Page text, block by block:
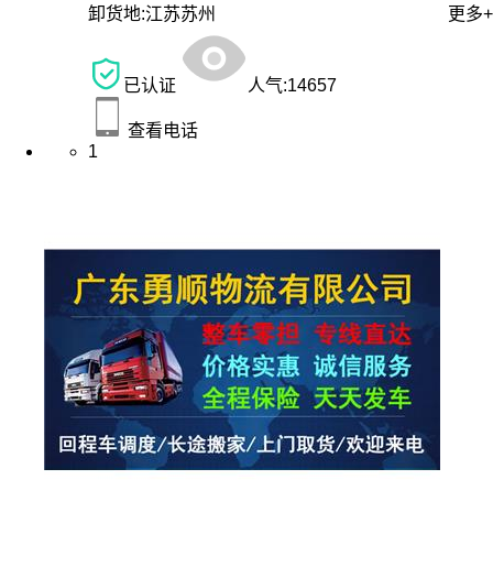
卸货地:江苏苏州 更多+
已认证 人气:14657
查看电话
1